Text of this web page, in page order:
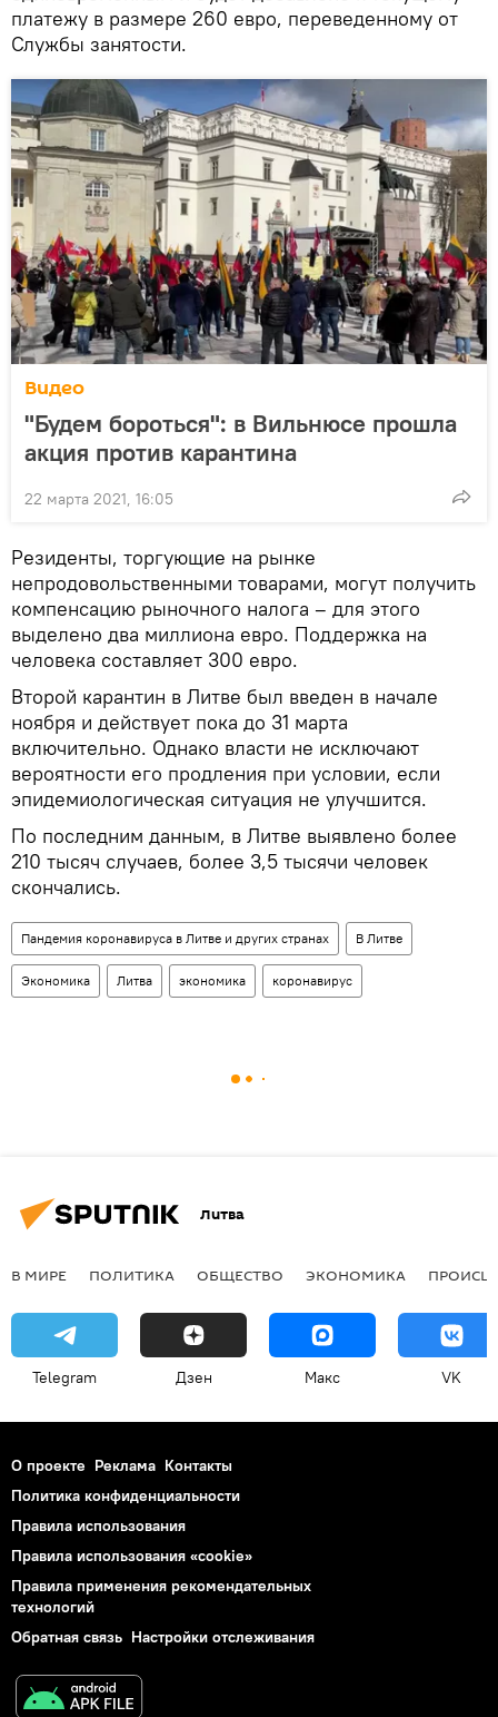
платежу в размере 260 евро, переведенному от
Службы занятости.
Видео
"Будем бороться": в Вильнюсе прошла
акция против карантина
22 марта 2021, 16:05
Резиденты, торгующие на рынке
непродовольственными товарами, могут получить
компенсацию рыночного налога – для этого
выделено два миллиона евро. Поддержка на
человека составляет 300 евро.
Второй карантин в Литве был введен в начале
ноября и действует пока до 31 марта
включительно. Однако власти не исключают
вероятности его продления при условии, если
эпидемиологическая ситуация не улучшится.
По последним данным, в Литве выявлено более
210 тысяч случаев, более 3,5 тысячи человек
скончались.
Пандемия коронавируса в Литве и других странах В Литве
Экономика Литва экономика коронавирус
Литва
В МИРЕ ПОЛИТИКА ОБЩЕСТВО ЭКОНОМИКА
Telegram Дзен Макс VK
О проекте Реклама Контакты
Политика конфиденциальности
Правила использования
Правила использования «cookie»
Правила применения рекомендательных
технологий
Обратная связь Настройки отслеживания